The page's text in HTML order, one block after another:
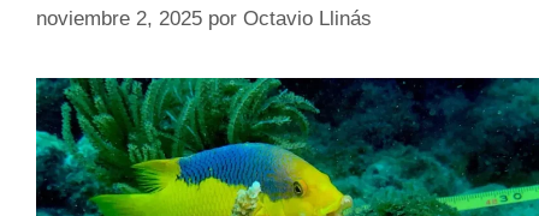
noviembre 2, 2025 por Octavio Llinás